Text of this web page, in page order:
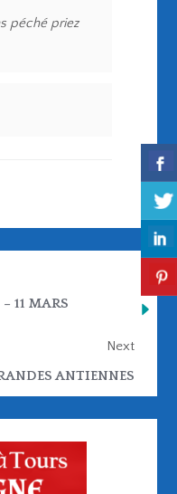
péché priez
11 MARS
Next
ANTIENNES